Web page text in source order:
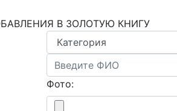
В ЗОЛОТУЮ КНИГУ
Фото: